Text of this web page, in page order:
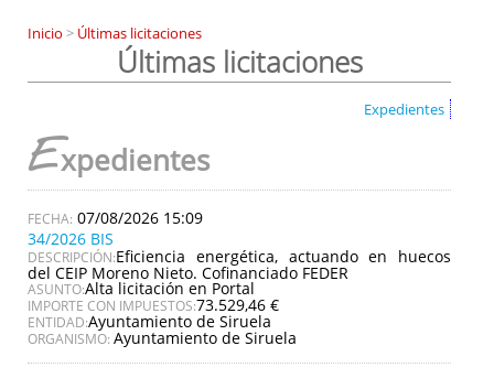
Inicio > Últimas licitaciones
Últimas licitaciones
Expedientes
Expedientes
07/08/2026 15:09
34/2026 BIS
DESCRIPCIÓN:Eficiencia energética, actuando en huecos
del CEIP Moreno Nieto. Cofinanciado FEDER
ASUNTO:Alta licitación en Portal
IMPORTE CON IMPUESTOS:73.529,46 €
ENTIDAD:Ayuntamiento de Siruela
ORGANISMO: Ayuntamiento de Siruela